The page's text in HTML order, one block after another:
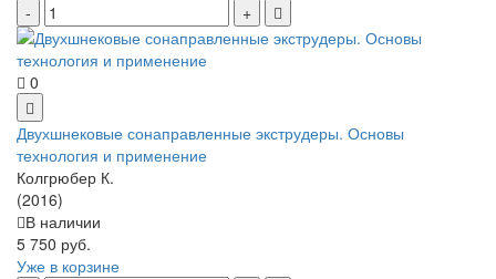
0
Двухшнековые сонаправленные экструдеры. Основы
технология и применение
Колгрюбер К.
(2016)
В наличии
5 750 руб.
Уже в корзине